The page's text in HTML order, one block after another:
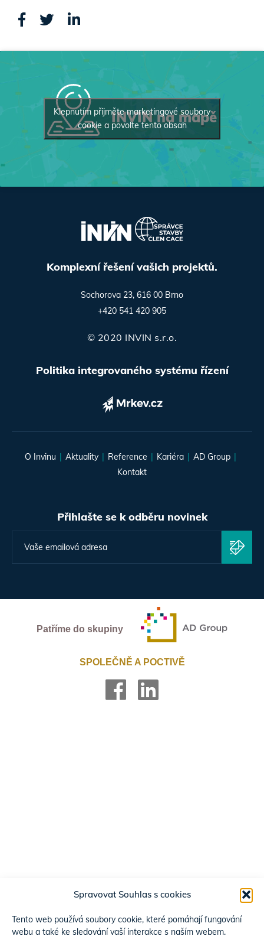
Spravovat Souhlas s cookies
Tento web používá soubory cookie, které pomáhají fungování
webu a také ke sledování vaší interakce s naším webem.
INVIN na mapě
Klepnutím přijměte marketingové soubory
cookie a povolte tento obsah
Komplexní řešení vašich projektů.
Sochorova 23, 616 00 Brno
+420 541 420 905
© 2020 INVIN s.r.o.
Politika integrovaného systému řízení
O Invinu Aktuality Reference Kariéra
AD Group
Kontakt
Přihlašte se k odběru novinek
Patříme do skupiny
SPOLEČNĚ A POCTIVĚ